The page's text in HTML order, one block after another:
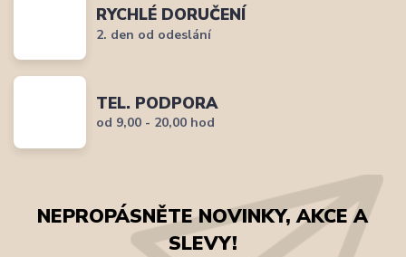
RYCHLÉ DORUČENÍ
2. den od odeslání
TEL. PODPORA
od 9,00 - 20,00 hod
NEPROPÁSNĚTE NOVINKY, AKCE A
SLEVY!